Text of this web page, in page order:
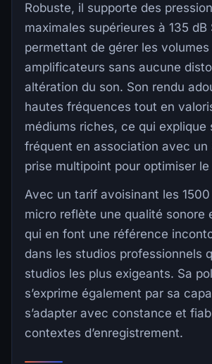
Robuste, il supporte des
maximales supérieures à 135 dB
permettant de gérer les
amplificateurs sans aucune
altération du son. Son rendu
hautes fréquences tout en
médiums riches, ce qui explique
fréquent en association avec un
prise multipoint pour optimiser
Avec un tarif avoisinant les
micro reflète une qualité sonore
qui en font une référence
dans les studios professionnels
studios les plus exigeants. Sa
s’exprime également par sa
s’adapter avec constance et
contextes d’enregistrement.